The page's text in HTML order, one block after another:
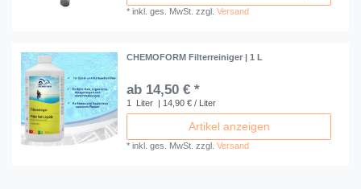
*inkl. ges. MwSt. zzgl.Versand
CHEMOFORM Filterreiniger | 1 L
ab 14,50 € *
1 Liter | 14,90 € / Liter
Artikel anzeigen
*inkl. ges. MwSt. zzgl.Versand